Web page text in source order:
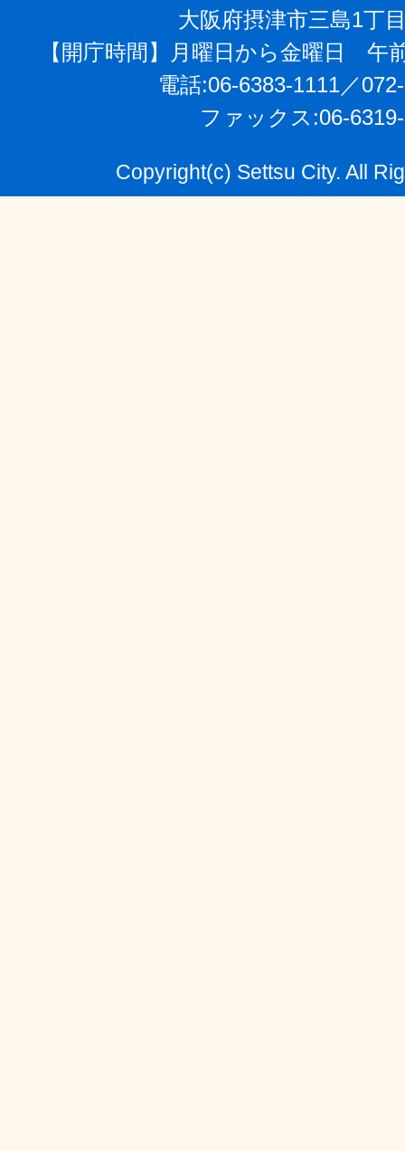
大阪府摂津市三島1丁
【開庁時間】月曜日から金曜日 午
電話:06-6383-1111／
ファックス:06-
Copyright(c) Settsu City. All